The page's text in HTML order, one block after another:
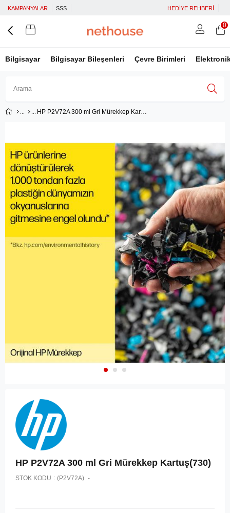
KAMPANYALAR SSS HEDİYE REHBERİ
Bilgisayar Bilgisayar Bileşenleri Çevre Birimleri
Facebook İle Bağlan
0
HP P2V72A 300 ml Gri Mürekkep Kartuş(730)
HP P2V72A 300 ml Gri Mürekkep Kartuş(730)
STOK KODU (P2V72A)